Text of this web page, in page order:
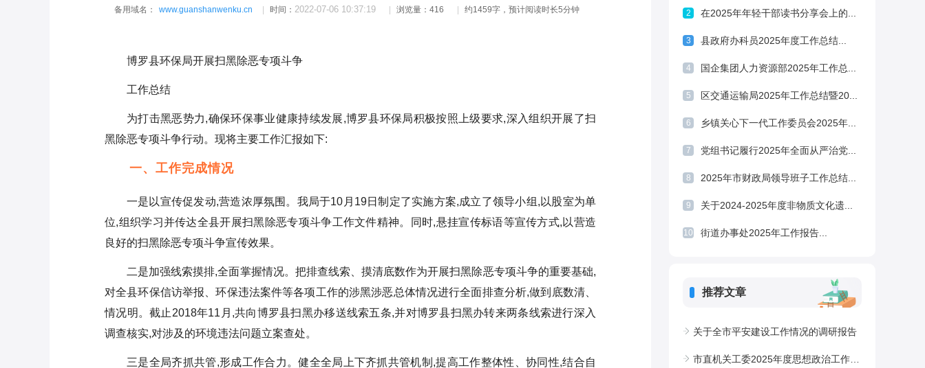
备用域名： www.guanshanwenku.cn 时间： 2022-07-06 10:37:19 浏览量：416 约1459字，预计阅读时长5分钟
博罗县环保局开展扫黑除恶专项斗争
工作总结
为打击黑恶势力,确保环保事业健康持续发展,博罗县环保局积极按照上级要求,深入组织开展了扫
黑除恶专项斗争行动。现将主要工作汇报如下:
一、工作完成情况
一是以宣传促发动,营造浓厚氛围。我局于10月19日制定了实施方案,成立了领导小组,以股室为单
位,组织学习并传达全县开展扫黑除恶专项斗争工作文件精神。同时,悬挂宣传标语等宣传方式,以营造
良好的扫黑除恶专项斗争宣传效果。
二是加强线索摸排,全面掌握情况。把排查线索、摸清底数作为开展扫黑除恶专项斗争的重要基础,
对全县环保信访举报、环保违法案件等各项工作的涉黑涉恶总体情况进行全面排查分析,做到底数清、
情况明。截止2018年11月,共向博罗县扫黑办移送线索五条,并对博罗县扫黑办转来两条线索进行深入
调查核实,对涉及的环境违法问题立案查处。
三是全局齐抓共管,形成工作合力。健全全局上下齐抓共管机制,提高工作整体性、协同性,结合自
2 在2025年年轻干部读书分享会上的...
3 县政府办科员2025年度工作总结...
4 国企集团人力资源部2025年工作总...
5 区交通运输局2025年工作总结暨20...
6 乡镇关心下一代工作委员会2025年...
7 党组书记履行2025年全面从严治党...
8 2025年市财政局领导班子工作总结...
9 关于2024-2025年度非物质文化遗...
10 街道办事处2025年工作报告...
推荐文章
关于全市平安建设工作情况的调研报告
市直机关工委2025年度思想政治工作总结
政府建设情况的报告
保护职责履行和问题整改情况的
县关于整治群众反映强烈问题的
市中级人民法院党组关于2025年
法队伍建设的评估总结报告
街道2024年度第一季度工作总结
县法院副院长三年工作总结
五沟镇卫生院2020年上半年工作
总结及下一步工作计划